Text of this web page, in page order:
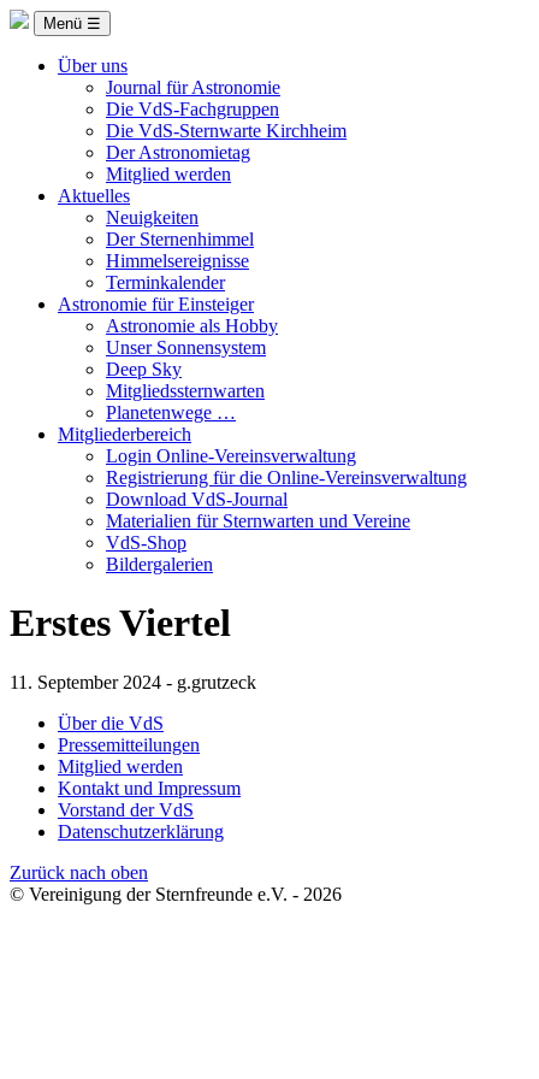
Menü ☰
Über uns
Journal für Astronomie
Die VdS-Fachgruppen
Die VdS-Sternwarte Kirchheim
Der Astronomietag
Mitglied werden
Aktuelles
Neuigkeiten
Der Sternenhimmel
Himmelsereignisse
Terminkalender
Astronomie für Einsteiger
Astronomie als Hobby
Unser Sonnensystem
Deep Sky
Mitgliedssternwarten
Planetenwege …
Mitgliederbereich
Login Online-Vereinsverwaltung
Registrierung für die Online-Vereinsverwaltung
Download VdS-Journal
Materialien für Sternwarten und Vereine
VdS-Shop
Bildergalerien
Erstes Viertel
11. September 2024 - g.grutzeck
Über die VdS
Pressemitteilungen
Mitglied werden
Kontakt und Impressum
Vorstand der VdS
Datenschutzerklärung
Zurück nach oben
© Vereinigung der Sternfreunde e.V. - 2026